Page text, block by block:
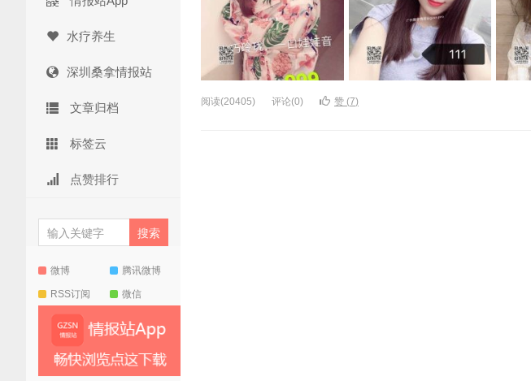
水疗养生
深圳桑拿情报站
文章归档
标签云
点赞排行
微博 腾讯微博
RSS订阅 微信
阅读(20405) 评论(0) 赞 (7)